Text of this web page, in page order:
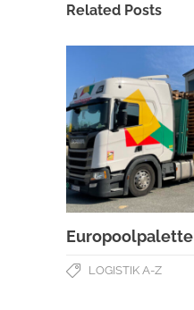
Related Posts
Europoolpalette
LOGISTIK A-Z